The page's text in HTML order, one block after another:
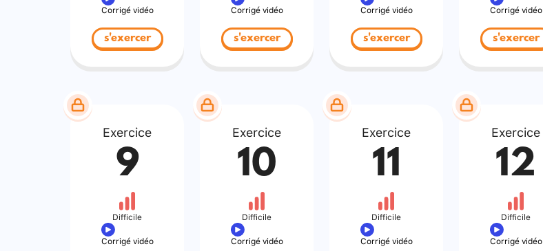
Corrigé vidéo
s'exercer
Corrigé vidéo
s'exercer
Corrigé vidéo
s'exercer
Corrigé vidéo
s'exercer
Exercice
9
Difficile
Corrigé vidéo
Exercice
10
Difficile
Corrigé vidéo
Exercice
11
Difficile
Corrigé vidéo
Exercice
12
Difficile
Corrigé vidéo